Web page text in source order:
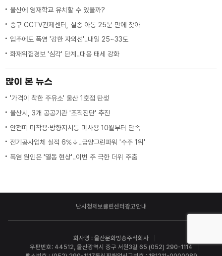
울산에 영재학교 유치할 수 있을까?
중구 CCTV관제센터, 실종 아동 25분 만에 찾아
입추에도 폭염 '강한 자외선'‥내일 25~33도
화재위험경보 '심각' 단계‥대응 태세 강화
많이 본 뉴스
'가격이 착한 주유소' 울산 1호점 탄생
울산시, 3개 공공기관 '조직진단' 추진
안전띠 미착용·방향지시등 미사용 10월부터 단속
전기공사업체 실적 6%↓‥금양그린파워 '수주 1위'
폭염 원인은 '열돔 현상'‥이번 주 극한 더위 주춤
난시청제보클린센터광고안내
회사명 : 울산문화방송주식회사
우편번호: 44512, 울산광역시 중구 서원3길 65 (052) 290-1114